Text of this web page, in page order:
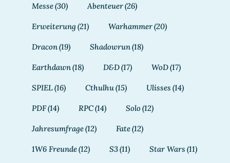
Messe(30) Abenteuer(26)
Erweiterung (21) Warhammer(20)
Dracon(19) Shadowrun(18)
Earthdawn(18) D&D(17) WoD(17)
SPIEL(16) Cthulhu(15) Ulisses (14)
PDF(14) RPC(14) Solo(12)
Jahresumfrage(12) Fate(12)
1W6 Freunde(12) S3(11) Star Wars (11)